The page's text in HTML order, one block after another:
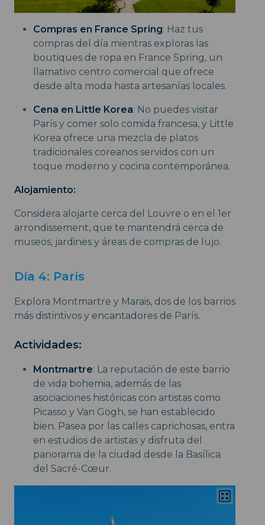
Compras en France Spring: Haz tus
compras del día mientras exploras las
boutiques de ropa en France Spring, un
llamativo centro comercial que ofrece
desde alta moda hasta artesanías locales.
Cena en Little Korea: No puedes visitar
París y comer solo comida francesa, y Little
Korea ofrece una mezcla de platos
tradicionales coreanos servidos con un
toque moderno y cocina contemporánea.
Alojamiento:
Considera alojarte cerca del Louvre o en el 1er
arrondissement, que te mantendrá cerca de
museos, jardines y áreas de compras de lujo.
Día 4: París
Explora Montmartre y Marais, dos de los barrios
más distintivos y encantadores de París.
Actividades:
Montmartre: La reputación de este barrio
de vida bohemia, además de las
asociaciones históricas con artistas como
Picasso y Van Gogh, se han establecido
bien. Pasea por las calles caprichosas, entra
en estudios de artistas y disfruta del
panorama de la ciudad desde la Basílica
del Sacré-Cœur.